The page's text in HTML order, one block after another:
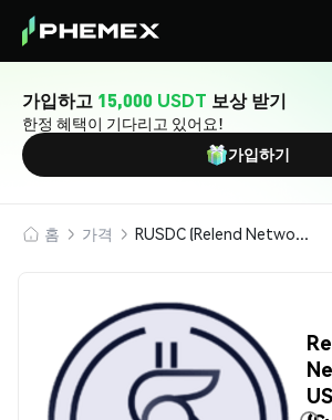
가입하고 15,000 USDT 보상 받기
한정 혜택이 기다리고 있어요!
가입하기
홈 가격 RUSDC (Relend Network USDC (Swell))